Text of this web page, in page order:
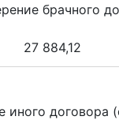
брачного
27 884,12
иного договора